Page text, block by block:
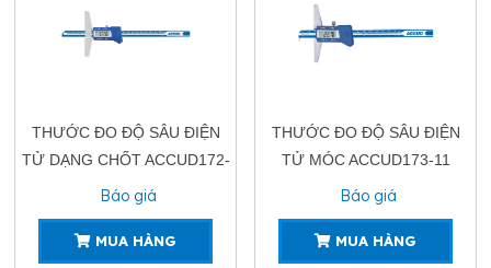
THƯỚC ĐO ĐỘ SÂU ĐIỆN
TỬ DẠNG CHỐT ACCUD172-
Báo giá
MUA HÀNG
THƯỚC ĐO ĐỘ SÂU ĐIỆN
TỬ MÓC ACCUD173-11
Báo giá
MUA HÀNG